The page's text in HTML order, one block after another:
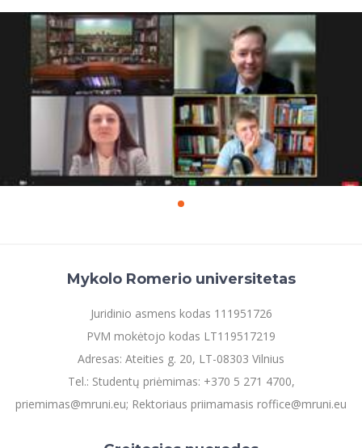
Profesinė sąjunga
Kontaktų paieška
Mykolo Romerio universitetas
Juridinio asmens kodas 111951726
PVM mokėtojo kodas LT119517219
Adresas: Ateities g. 20, LT-08303 Vilnius
Tel.: Studentų priėmimas: +370 5 271 4700,
priemimas@mruni.eu; Rektoriaus priimamasis roffice@mruni.eu